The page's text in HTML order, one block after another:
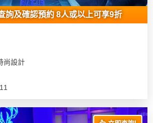
詢及確認預約 8人或以上可享9折
尚設計